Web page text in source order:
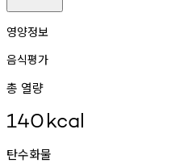
영양정보
음식평가
총 열량
140kcal
탄수화물